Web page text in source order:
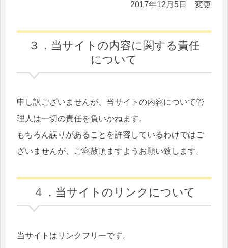
あけましておめでとうございま
たします。
申し訳ございませんがこちらの
都合で今年は更新が停滞いたし
2024/12/28
【松型駆逐艦 槇】
した。
2024/12/7
【翔鶴型航空母艦 瑞鶴】を更
新しました。
2017年12月5日 変更
３．当サイトの内容に関する責任
について
申し訳ございませんが、当サイトの内容について管
理人は一切の責任を負いかねます。
もちろん誤りがあることを許容しているわけではご
ざいませんが、ご容赦頂ますようお願い致します。
４．当サイトのリンクについて
当サイトはリンクフリーです。